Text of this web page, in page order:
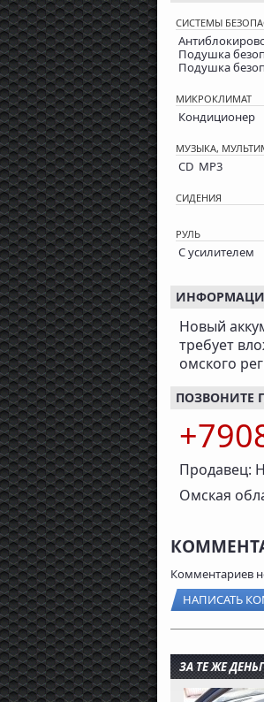
СИСТЕМЫ
Подушка
Подушка
МИКРОКЛИМАТ
Кондиционер
МУЗЫКА,
CD MP3
СИДЕНИЯ
РУЛЬ
С усилителем
ИНФОРМАЦИЯ
Новый
требует
омского
ПОЗВОНИТЕ
Продавец:
Омская
Комментариев
НАПИСАТЬ
ЗА ТЕ ЖЕ